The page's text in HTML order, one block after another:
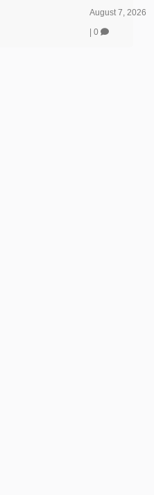
August 7, 2026
0